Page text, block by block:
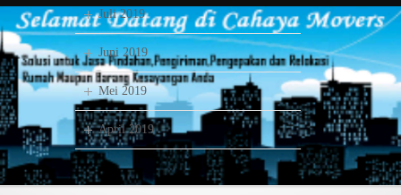
Juli 2019
Juni 2019
Mei 2019
April 2019